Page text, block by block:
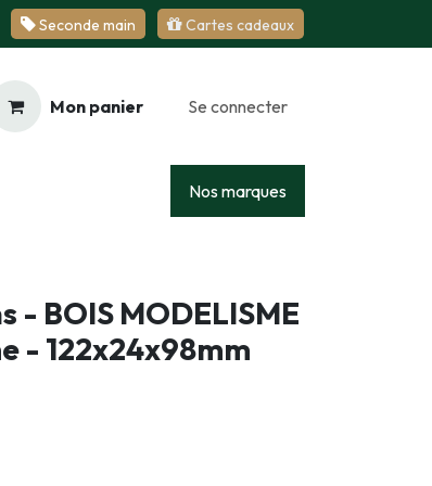
Se​​​​conde ​​​​m​​a​​in Cartes cadeaux
Mon panier Se connecter
Nos marques
BOIS MODELISME
- 122x24x98mm